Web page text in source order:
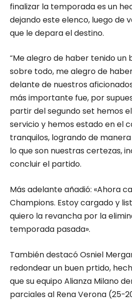
finalizar la temporada es un
dejando este elenco, luego de
que le depara el destino.
“Me alegro de haber tenido un
sobre todo, me alegro de
delante de nuestros
más importante fue, por
partir del segundo set hemos
servicio y hemos estado en el
tranquilos, logrando de
lo que son nuestras certezas,
concluir el partido.
Más adelante añadió: «Ahora
Champions. Estoy cargado y
quiero la revancha por la
temporada pasada».
También destacó Osniel
redondear un buen prtido,
que su equipo Alianza Milano
parciales al Rena Verona (25-